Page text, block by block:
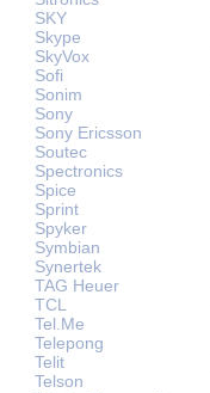
SKY
Skype
SkyVox
Sofi
Sonim
Sony
Sony Ericsson
Soutec
Spectronics
Spice
Sprint
Spyker
Symbian
Synertek
TAG Heuer
TCL
Tel.Me
Telepong
Telit
Telson